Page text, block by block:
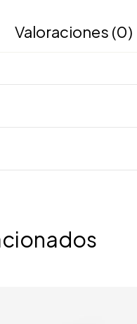
Valoraciones (0)